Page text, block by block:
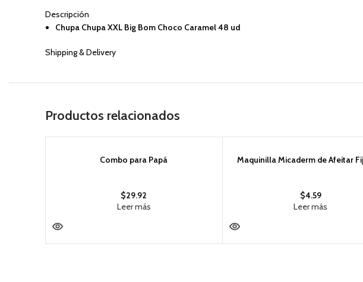
Descripción
Chupa Chupa XXL Big Bom Choco Caramel 48 ud
Shipping & Delivery
Productos relacionados
Combo para Papá
$29.92
Leer más
AGOTADO
Maquinilla Micaderm de Afeitar
$4.59
Leer más